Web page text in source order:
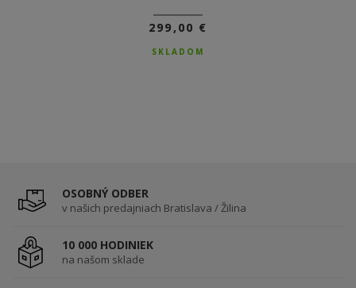
299,00 €
SKLADOM
299,00 €
SKLADOM
OSOBNÝ ODBER
v našich predajniach Bratislava / Žilina
10 000 HODINIEK
na našom sklade